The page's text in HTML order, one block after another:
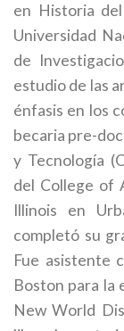
en Historia
Universidad
de
estudio de las
énfasis en los
becaria pre-
y Tecnología
del College of
Illinois en
completó su
Fue asistente
Boston para la
New World